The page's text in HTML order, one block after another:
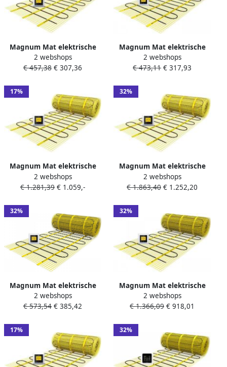
Magnum Mat elektrische
vloerverwarming set 187
watt 1.25m2 met WiFi
2 webshops
€ 457,38 € 307,36
Magnum Mat elektrische
vloerverwarming set 262
watt 1.75m2 met WiFi
2 webshops
€ 473,11 € 317,93
17%
Magnum Mat elektrische
vloerverwarming set 1350
watt 9.0 m2 met WiFi
2 webshops
€ 1.281,39 € 1.059,-
32%
Magnum Mat elektrische
vloerverwarming set 1875
watt 15.0 m2 met WiFi
2 webshops
€ 1.863,40 € 1.252,20
32%
Magnum Mat elektrische
vloerverwarming set 337
watt 2.25m2 met WiFi
2 webshops
€ 573,54 € 385,42
32%
Magnum Mat elektrische
vloerverwarming set 1500
watt 10.0 m2 met WiFi
2 webshops
€ 1.366,09 € 918,01
17% 32%